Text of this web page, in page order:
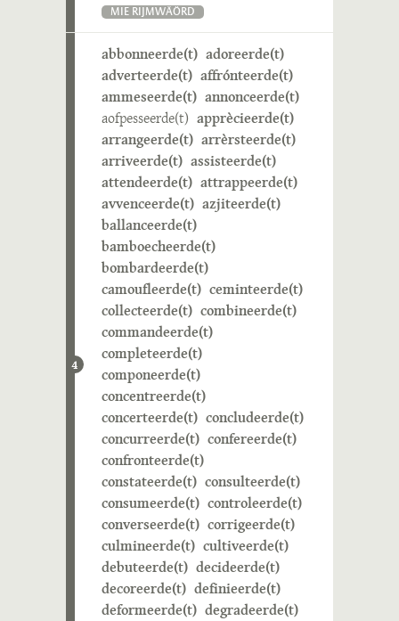
MIE RIJMWÄÖRD
4
abbonneerde(t) adoreerde(t)
adverteerde(t) affrónteerde(t)
ammeseerde(t) annonceerde(t)
aofpesseerde(t) apprècieerde(t)
arrangeerde(t) arrèrsteerde(t)
arriveerde(t) assisteerde(t)
attendeerde(t) attrappeerde(t)
avvenceerde(t) azjiteerde(t)
ballanceerde(t)
bamboecheerde(t)
bombardeerde(t)
camoufleerde(t) ceminteerde(t)
collecteerde(t) combineerde(t)
commandeerde(t)
completeerde(t)
componeerde(t)
concentreerde(t)
concerteerde(t) concludeerde(t)
concurreerde(t) confereerde(t)
confronteerde(t)
constateerde(t) consulteerde(t)
consumeerde(t) controleerde(t)
converseerde(t) corrigeerde(t)
culmineerde(t) cultiveerde(t)
debuteerde(t) decideerde(t)
decoreerde(t) definieerde(t)
deformeerde(t) degradeerde(t)